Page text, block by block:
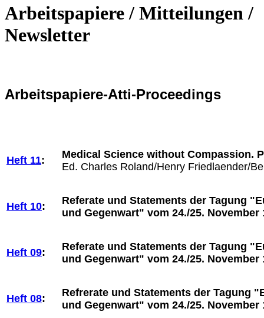
Arbeitspapiere / Mitteilungen /
Newsletter
Arbeitspapiere-Atti-Proceedings
Heft 11:
Medical Science without Compassion.
Ed. Charles Roland/Henry Friedlaender/
Heft 10:
Referate und Statements der Tagung
und Gegenwart" vom 24./25. November
Heft 09:
Referate und Statements der Tagung
und Gegenwart" vom 24./25. November
Heft 08:
Refrerate und Statements der Tagung
und Gegenwart" vom 24./25. November